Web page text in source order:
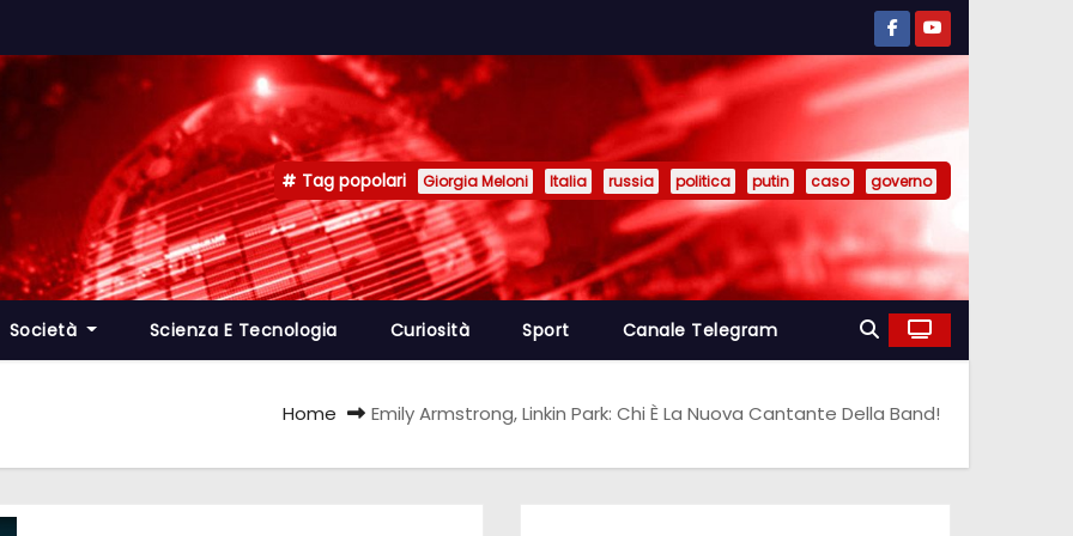
Tag popolari Giorgia Meloni Italia russia politica putin caso governo
Società Scienza E Tecnologia Curiosità Sport Canale Telegram
Home Emily Armstrong, Linkin Park: Chi È La Nuova Cantante Della Band!